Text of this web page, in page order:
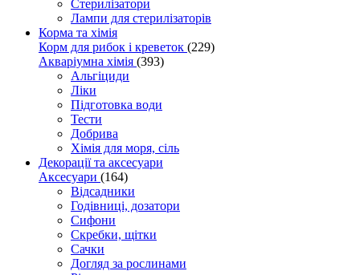
Стерилізатори
Лампи для стерилізаторів
Корма та хімія
Корм для рибок і креветок (229)
Акваріумна хімія (393)
Альгіциди
Ліки
Підготовка води
Тести
Добрива
Хімія для моря, сіль
Декорації та аксесуари
Аксесуари (164)
Відсадники
Годівниці, дозатори
Сифони
Скребки, щітки
Сачки
Догляд за рослинами